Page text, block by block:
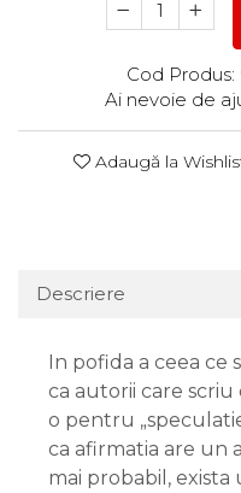
Cod Produs:
Ai nevoie de
Adaugă la
Descriere
In pofida a ceea ce
ca autorii care
o pentru
ca afirmatia are un
mai probabil,